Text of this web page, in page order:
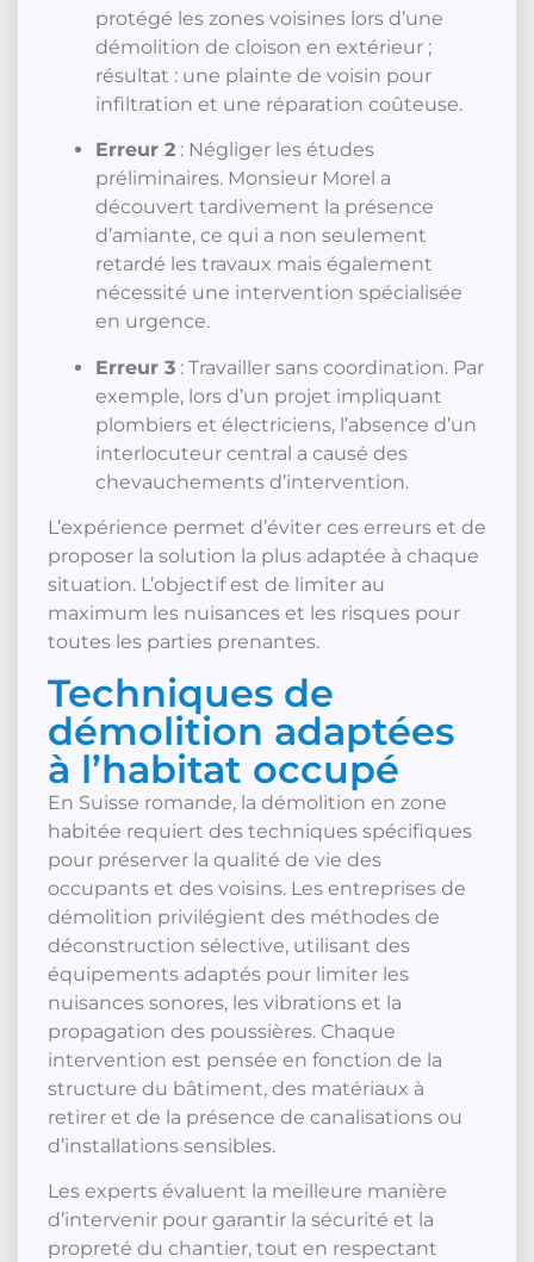
protégé les zones voisines lors d’une
démolition de cloison en extérieur ;
résultat : une plainte de voisin pour
infiltration et une réparation coûteuse.
Erreur 2 : Négliger les études
préliminaires. Monsieur Morel a
découvert tardivement la présence
d’amiante, ce qui a non seulement
retardé les travaux mais également
nécessité une intervention spécialisée
en urgence.
Erreur 3 : Travailler sans coordination. Par
exemple, lors d’un projet impliquant
plombiers et électriciens, l’absence d’un
interlocuteur central a causé des
chevauchements d’intervention.
L’expérience permet d’éviter ces erreurs et de
proposer la solution la plus adaptée à chaque
situation. L’objectif est de limiter au
maximum les nuisances et les risques pour
toutes les parties prenantes.
Techniques de
démolition adaptées
à l’habitat occupé
En Suisse romande, la démolition en zone
habitée requiert des techniques spécifiques
pour préserver la qualité de vie des
occupants et des voisins. Les entreprises de
démolition privilégient des méthodes de
déconstruction sélective, utilisant des
équipements adaptés pour limiter les
nuisances sonores, les vibrations et la
propagation des poussières. Chaque
intervention est pensée en fonction de la
structure du bâtiment, des matériaux à
retirer et de la présence de canalisations ou
d’installations sensibles.
Les experts évaluent la meilleure manière
d’intervenir pour garantir la sécurité et la
propreté du chantier, tout en respectant